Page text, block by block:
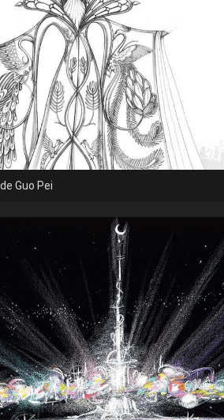
Guo Pei